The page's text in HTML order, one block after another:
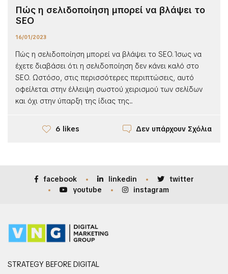
Πώς η σελιδοποίηση μπορεί να βλάψει το
SEO
16/01/2023
Πώς η σελιδοποίηση μπορεί να βλάψει το SEO. Ίσως να
έχετε διαβάσει ότι η σελιδοποίηση δεν κάνει καλό στο
SEO. Ωστόσο, στις περισσότερες περιπτώσεις, αυτό
οφείλεται στην έλλειψη σωστού χειρισμού των σελίδων
και όχι στην ύπαρξη της ίδιας της...
6 likes Δεν υπάρχουν Σχόλια
facebook linkedin
twitter
youtube
instagram
STRATEGY BEFORE DIGITAL